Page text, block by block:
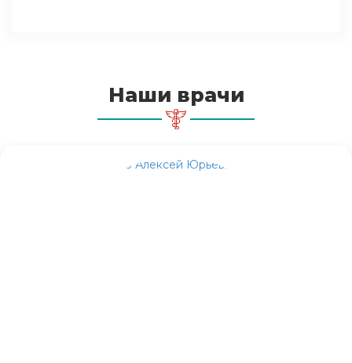
Наши врачи